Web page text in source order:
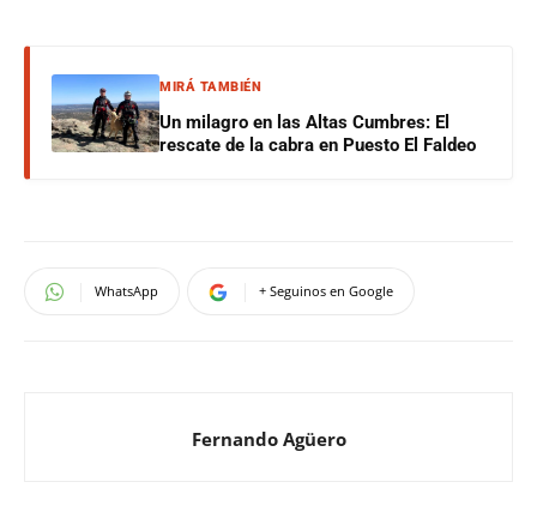
MIRÁ TAMBIÉN
Un milagro en las Altas Cumbres: El
rescate de la cabra en Puesto El Faldeo
WhatsApp + Seguinos en Google
Fernando Agüero